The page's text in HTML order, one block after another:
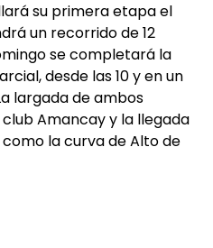
su primera etapa el
un recorrido de 12
se completará la
desde las 10 y en un
largada de ambos
Amancay y la llegada
la curva de Alto de